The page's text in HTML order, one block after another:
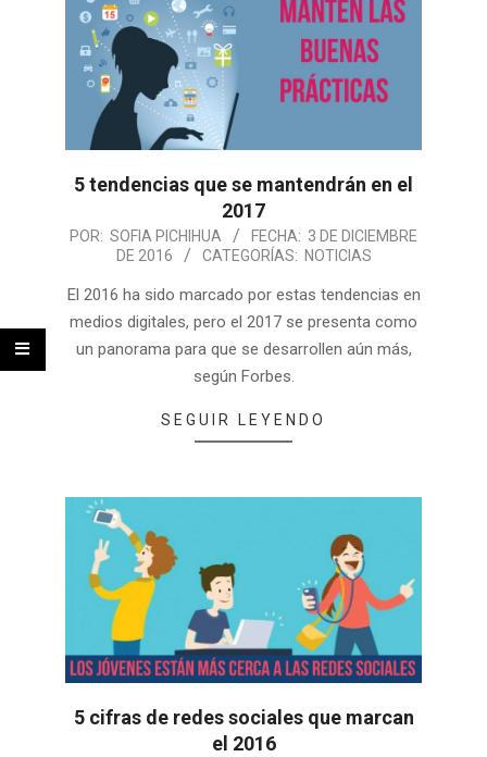
5 tendencias que se mantendrán en el
2017
POR: SOFIA PICHIHUA FECHA: 3 DE DICIEMBRE
DE 2016
CATEGORÍAS: NOTICIAS
El 2016 ha sido marcado por estas tendencias en
medios digitales, pero el 2017 se presenta como
un panorama para que se desarrollen aún más,
según Forbes.
SEGUIR LEYENDO
5 cifras de redes sociales que marcan
el 2016